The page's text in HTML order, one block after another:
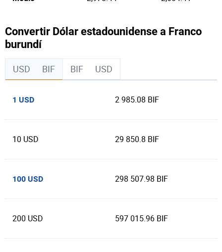
Convertir Dólar estadounidense a Franco
burundí
USD BIF BIF USD
1 USD 2 985.08 BIF
10 USD 29 850.8 BIF
100 USD 298 507.98 BIF
200 USD 597 015.96 BIF